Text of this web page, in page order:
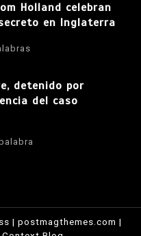
Holland celebran
en Inglaterra
detenido por
del caso
| postmagthemes.com |